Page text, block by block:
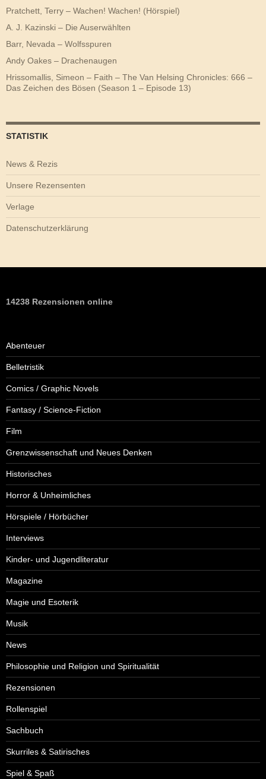
Pratchett, Terry – Wachen! Wachen! (Hörspiel)
A. J. Kazinski – Die Auserwählten
Barr, Nevada – Wolfsspuren
Andy Oakes – Drachenaugen
Hrissomallis, Simeon – Faith – The Van Helsing Chronicles: 666 –
Das Zeichen des Bösen (Season 1 – Episode 13)
STATISTIK
News & Rezis
Unsere Rezensenten
Verlage
Datenschutzerklärung
14238 Rezensionen online
Abenteuer
Belletristik
Comics / Graphic Novels
Fantasy / Science-Fiction
Film
Grenzwissenschaft und Neues Denken
Historisches
Horror & Unheimliches
Hörspiele / Hörbücher
Interviews
Kinder- und Jugendliteratur
Magazine
Magie und Esoterik
Musik
News
Philosophie und Religion und Spiritualität
Rezensionen
Rollenspiel
Sachbuch
Skurriles & Satirisches
Spiel & Spaß